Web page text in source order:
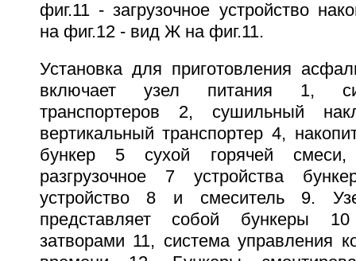
фиг.11 - загрузочное устройство
на фиг.12 - вид Ж на фиг.11.
Установка для приготовления
включает узел питания 1,
транспортеров 2, сушильный
вертикальный транспортер 4,
бункер 5 сухой горячей
разгрузочное 7 устройства
устройство 8 и смеситель 9.
представляет собой бункеры
затворами 11, система управления